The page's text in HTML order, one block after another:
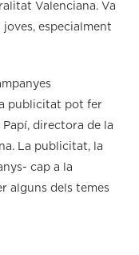
Valenciana. Va
joves, especialment
publicitat pot fer
directora de la
La publicitat, la
cap a la
alguns dels temes